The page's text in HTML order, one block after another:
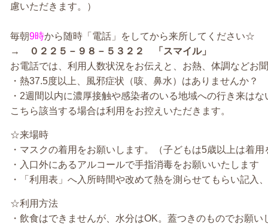
慮いただきます。）
毎朝9時から随時「電話」をしてから来所してください☆
→ ０２２５－９８－５３２２ 「スマイル」
お電話では、利用人数状況をお伝えと、お熱、体調などお
・熱37.5度以上、風邪症状（咳、鼻水）はありませんか？
・2週間以内に濃厚接触や感染者のいる地域への行き来はな
こちら該当する場合は利用をお控えいただきます。
☆来場時
・マスクの着用をお願いします。（子どもは5歳以上は着
・入口外にあるアルコールで手指消毒をお願いいたします
・「利用表」へ入所時間や改めて熱を測らせてもらい記入
☆利用方法
・飲食はできませんが、水分はOK。蓋つきのものでお願い